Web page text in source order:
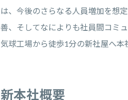
は、今後のさらなる人員増加を想
善、そしてなによりも社員間コミ
気球工場から徒歩1分の新社屋へ本
新本社概要